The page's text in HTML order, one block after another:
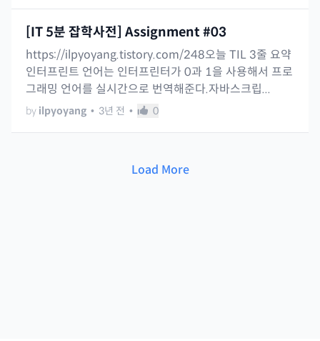
[IT 5분 잡학사전] Assignment #03
https://ilpyoyang.tistory.com/248오늘 TIL 3줄 요약
인터프린트 언어는 인터프린터가 0과 1을 사용해서 프로
그래밍 언어를 실시간으로 번역해준다.자바스크립...
by ilpyoyang • 3년 전 • 0
Load More